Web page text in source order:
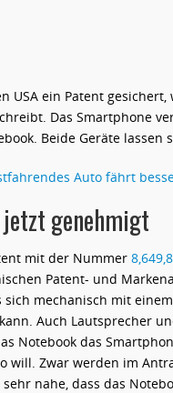
USA ein Patent
Das Smartphone
Beide Geräte lassen
Auto fährt
genehmigt
mit der Nummer
Patent- und
sich mechanisch mit
Auch Lautsprecher
Notebook das
will. Zwar werden im
nahe, dass das